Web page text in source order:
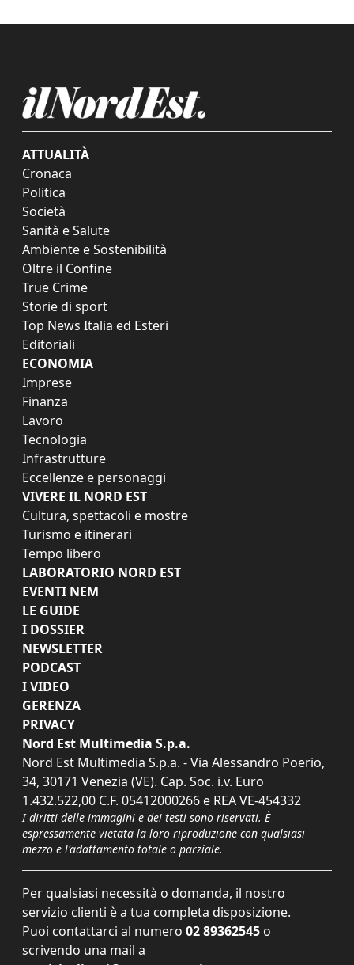
ATTUALITÀ
Cronaca
Politica
Società
Sanità e Salute
Ambiente e Sostenibilità
Oltre il Confine
True Crime
Storie di sport
Top News Italia ed Esteri
Editoriali
ECONOMIA
Imprese
Finanza
Lavoro
Tecnologia
Infrastrutture
Eccellenze e personaggi
VIVERE IL NORD EST
Cultura, spettacoli e mostre
Turismo e itinerari
Tempo libero
LABORATORIO NORD EST
EVENTI NEM
LE GUIDE
I DOSSIER
NEWSLETTER
PODCAST
I VIDEO
GERENZA
PRIVACY
Nord Est Multimedia S.p.a.
Nord Est Multimedia S.p.a. - Via Alessandro Poerio,
34, 30171 Venezia (VE). Cap. Soc. i.v. Euro
1.432.522,00 C.F. 05412000266 e REA VE-454332
I diritti delle immagini e dei testi sono riservati. È
espressamente vietata la loro riproduzione con qualsiasi
mezzo e l'adattamento totale o parziale.
Per qualsiasi necessità o domanda, il nostro
servizio clienti è a tua completa disposizione.
Puoi contattarci al numero 02 89362545 o
scrivendo una mail a